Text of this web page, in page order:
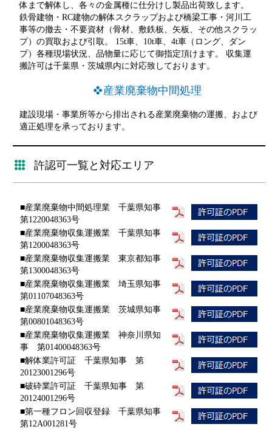
体まで解体し、各々の金属種に仕分けし製品出荷致します。
鉄骨建物・RC建物の解体スクラップおよび橋梁工事・河川工
事等の撤去・不要資材（骨材、敷鉄板、矢板、その他スクラッ
プ）の買取および引取。 15t車、10t車、4t車（ロング、ダン
プ）各種現場状況、品物量に応じて御指定頂けます。 収集運
搬許可は千葉県・茨城県内に対応致しております。
産業廃棄物中間処理
建設現場・事業所等から排出される産業廃棄物の運搬、および
適正処理を承っております。
許認可一覧と 対応エリア
■産業廃棄物中間処理業 千葉県知事
第1220048363号
■産業廃棄物収集運搬業 千葉県知事
第1200048363号
■産業廃棄物収集運搬業 東京都知事
第1300048363号
■産業廃棄物収集運搬業 埼玉県知事
第01107048363号
■産業廃棄物収集運搬業 茨城県知事
第00801048363号
■産業廃棄物収集運搬業 神奈川県知
事 第01400048363号
■解体業許可証 千葉県知事 第
20123001296号
■破砕業許可証 千葉県知事 第
20124001296号
■第一種フロン回収登録 千葉県知事
第12A001281号